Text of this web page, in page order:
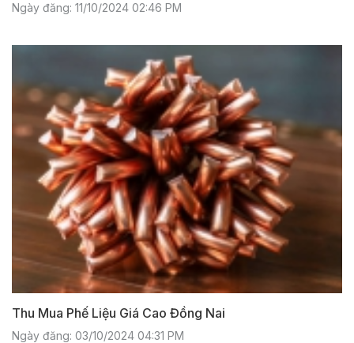
Ngày đăng: 11/10/2024 02:46 PM
Thu Mua Phế Liệu Giá Cao Đồng Nai
Ngày đăng: 03/10/2024 04:31 PM